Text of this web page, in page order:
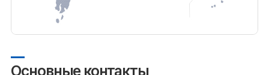
Основные контакты